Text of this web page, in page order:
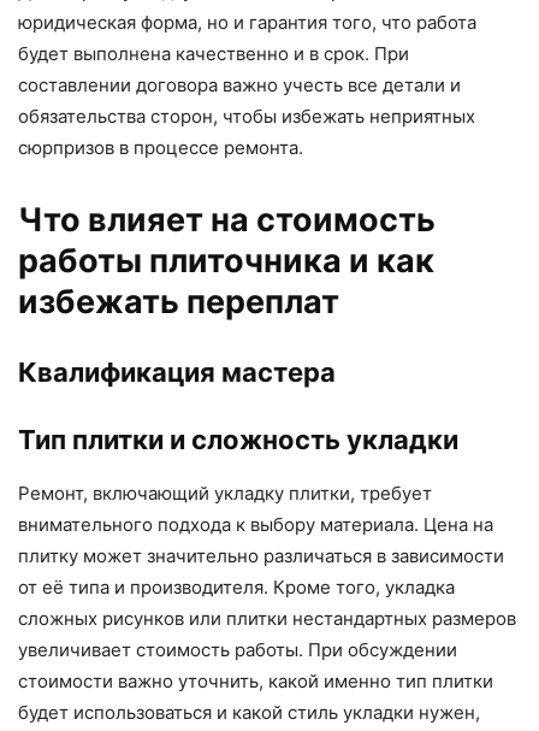
юридическая форма, но и гарантия того, что работа
будет выполнена качественно и в срок. При
составлении договора важно учесть все детали и
обязательства сторон, чтобы избежать неприятных
сюрпризов в процессе ремонта.
Что влияет на стоимость
работы плиточника и как
избежать переплат
Квалификация мастера
Тип плитки и сложность укладки
Ремонт, включающий укладку плитки, требует
внимательного подхода к выбору материала. Цена на
плитку может значительно различаться в зависимости
от её типа и производителя. Кроме того, укладка
сложных рисунков или плитки нестандартных размеров
увеличивает стоимость работы. При обсуждении
стоимости важно уточнить, какой именно тип плитки
будет использоваться и какой стиль укладки нужен,